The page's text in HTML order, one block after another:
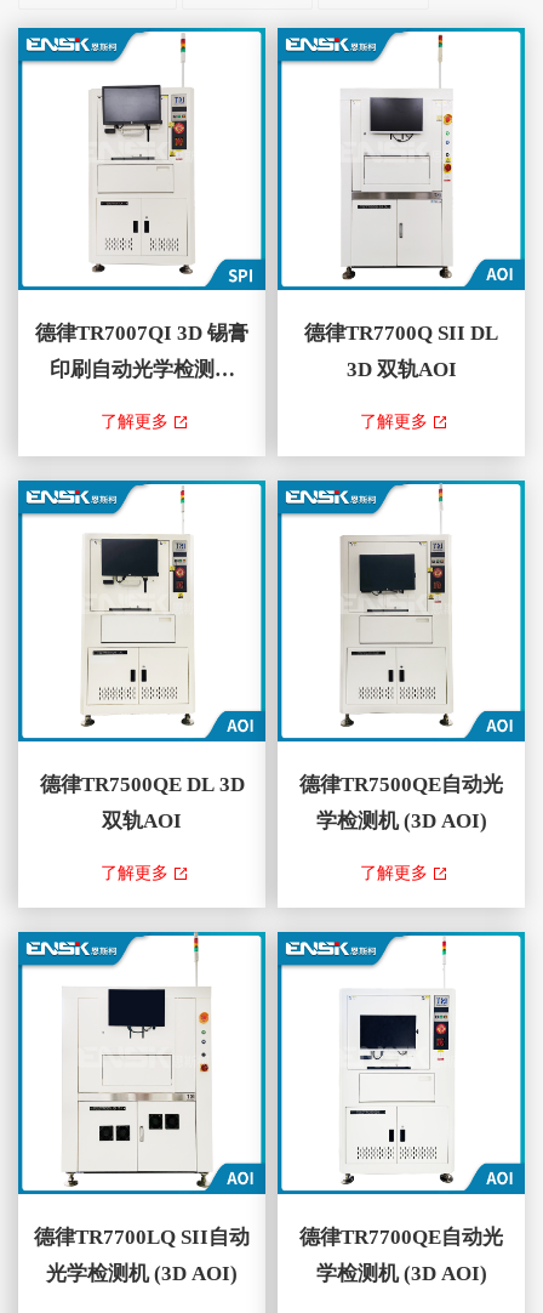
德律TR7007QI 3D 锡膏
印刷自动光学检测机
TR7007QI SPI基于较新的3D投
了行业领先的检测精度。在线检
测系统自动优化检测路线以获得
最佳性能，TRI的创新SmartWarp
系统可补偿检测过程中的任何电
路板翘曲。TR7...
了解更多
德律TR7700Q SII DL
3D 双轨AOI
TR7700Q SII DL 3D双轨AOI ，
习、灵活检测演算法和量测功
能，可针对智能工厂应用进行精
确的测量和数据交换。 此外，
透过TR7700Q SII走停式取像技
术与先进的平台稳定...
了解更多
德律TR7500QE DL 3D
双轨AOI
TR7500QE DL 3D双轨AOI ，藉
投影及四个低视角相机为基础的
新世代多角度2D和3D技术，提
供了优越的3D锡点和元件组装
检测功能。最新的检测软体采用
快速CAD资料的编程...
了解更多
德律TR7500QE自动光
学检测机 (3D AOI)
TR7500QE 3DAOI ，藉由结合以
个低视角相机为基础的新世代多
角度2D和3D技术，提供了优越
的3D锡点和元件组装检测功
能。最新的检测软体采用快速
CAD资料的编程及高度可...
了解更多
德律TR7700LQ SII自动
光学检测机 (3D AOI)
德律TR7700QE自动光
学检测机 (3D AOI)